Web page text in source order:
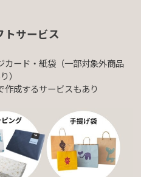
トサービス
カード・紙袋（一部対象外商品
）
作成するサービスもあり